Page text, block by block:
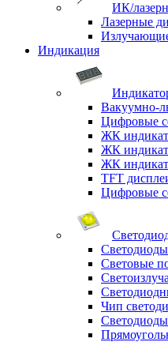
ИК/
Лазерные
Индикация
Вакуумно-
Цифровые
ЖК
ЖК
ЖК
TFT
Цифровые
Светодиоды
Световые
Чип